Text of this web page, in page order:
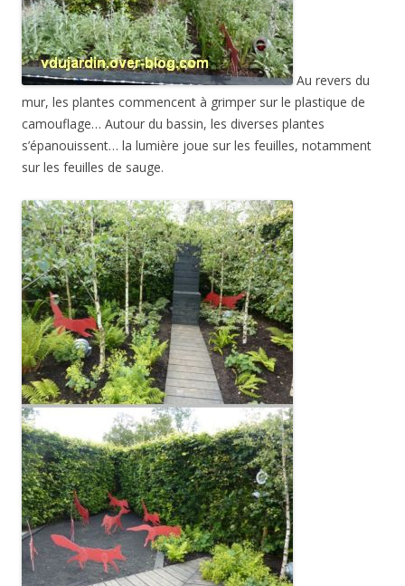
Au revers du
mur, les plantes commencent à grimper sur le plastique de
camouflage… Autour du bassin, les diverses plantes
s’épanouissent… la lumière joue sur les feuilles, notamment
sur les feuilles de sauge.